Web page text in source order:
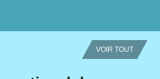
VOIR TOUT